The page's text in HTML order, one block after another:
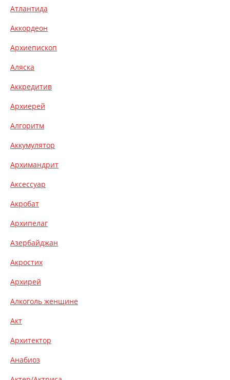
Атлантида
Аккордеон
Архиепископ
Аляска
Аккредитив
Архиерей
Алгоритм
Аккумулятор
Архимандрит
Аксессуар
Акробат
Архипелаг
Азербайджан
Акростих
Архирей
Алкоголь женщине
Акт
Архитектор
Анабиоз